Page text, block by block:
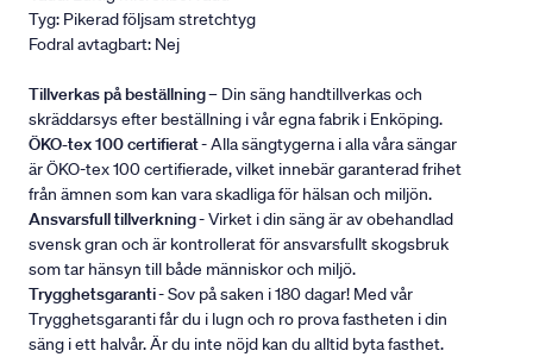
Tyg: Pikerad följsam stretchtyg
Fodral avtagbart: Nej
Tillverkas på beställning– Din säng handtillverkas och
skräddarsys efter beställning i vår egna fabrik i Enköping.
ÖKO-tex 100 certifierat- Alla sängtygerna i alla våra sängar
är ÖKO-tex 100 certifierade, vilket innebär garanterad frihet
från ämnen som kan vara skadliga för hälsan och miljön.
Ansvarsfull tillverkning- Virket i din säng är av obehandlad
svensk gran och är kontrollerat för ansvarsfullt skogsbruk
som tar hänsyn till både människor och miljö.
Trygghetsgaranti- Sov på saken i 180 dagar! Med vår
Trygghetsgaranti får du i lugn och ro prova fastheten i din
säng i ett halvår. Är du inte nöjd kan du alltid byta fasthet.